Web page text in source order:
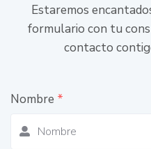
Estaremos
formulario con tu
contacto
Nombre *